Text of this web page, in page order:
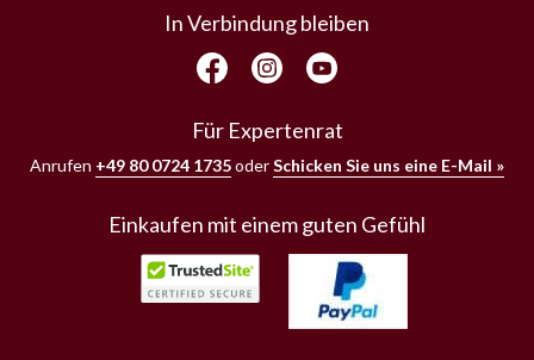
In Verbindung bleiben
Für Expertenrat
Anrufen +49 80 0724 1735oderSchicken Sie uns eine E-Mail »
Einkaufen mit einem guten Gefühl